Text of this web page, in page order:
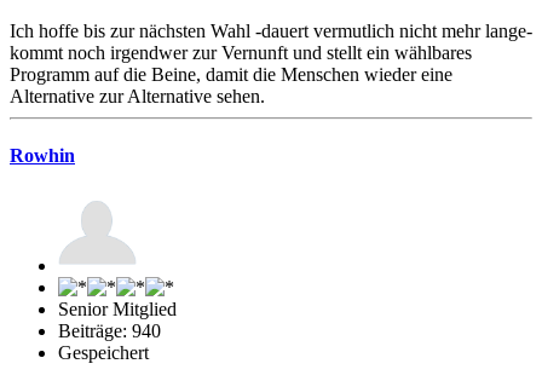
Ich hoffe bis zur nächsten Wahl -dauert vermutlich nicht mehr lange-
kommt noch irgendwer zur Vernunft und stellt ein wählbares
Programm auf die Beine, damit die Menschen wieder eine
Alternative zur Alternative sehen.
Rowhin
Senior Mitglied
Beiträge: 940
Gespeichert